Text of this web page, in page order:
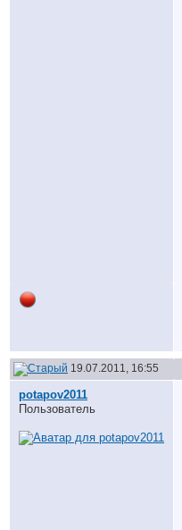
19.07.2011, 16:55
potapov2011
Пользователь